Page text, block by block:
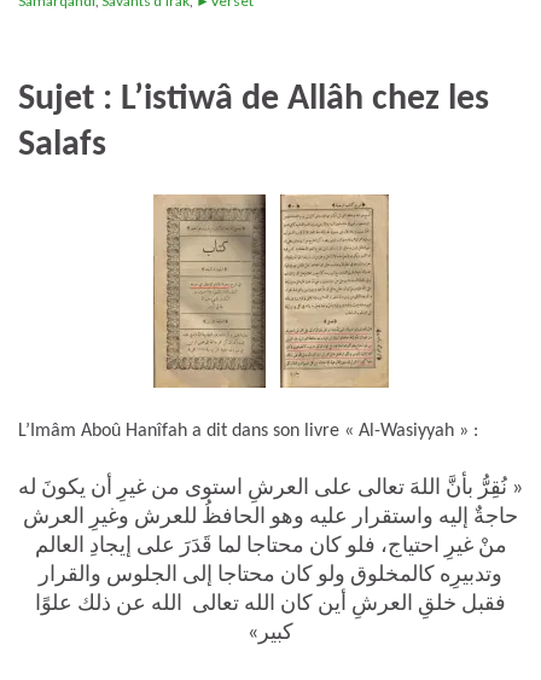
Sujet : L’istiwâ de Allâh chez les
Salafs
L’Imâm Aboû Hanîfah a dit dans son livre « Al-Wasiyyah » :
« نُقِرُّ بأنَّ اللهَ تعالى على العرشِ استوى من غيرِ أن يكونَ له
حاجةٌ إليه واستقرار عليه وهو الحافظُ للعرش وغيرِ العرش
منْ غيرِ احتياج، فلو كان محتاجا لما قَدَرَ على إيجادِ العالم
وتدبيرِه كالمخلوق ولو كان محتاجا إلى الجلوس والقرار
فقبل خلقِ العرشِ أين كان الله تعالى الله عن ذلك علوًا
كبير »